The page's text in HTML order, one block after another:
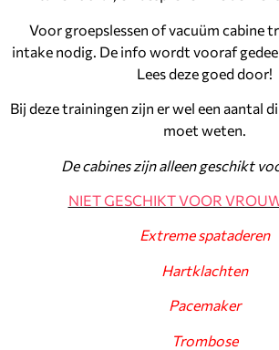
Voor groepslessen of vacuüm cabine
intake nodig. De info wordt vooraf
Lees deze goed door!
Bij deze trainingen zijn er wel een aantal
moet weten.
De cabines zijn alleen geschikt
NIET GESCHIKT VOOR
Extreme spataderen
Hartklachten
Pacemaker
Trombose